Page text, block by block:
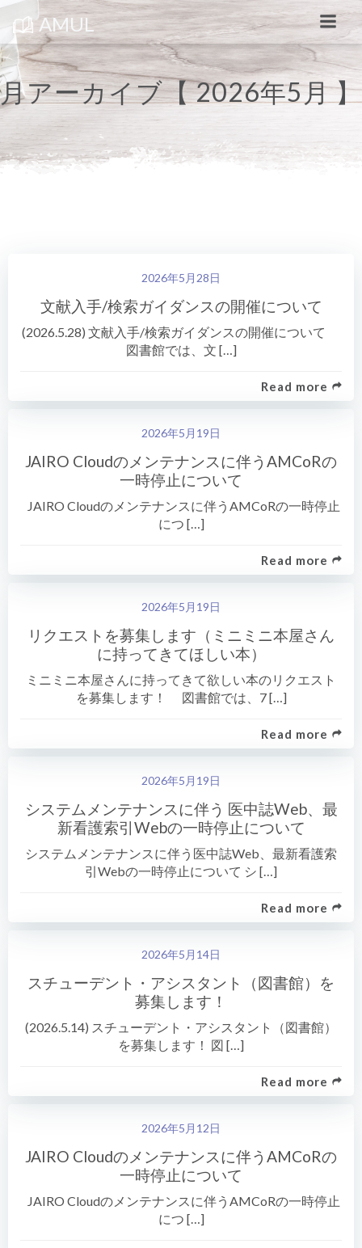
コ
ン
テ
ン
ツ
へ
ス
キ
ッ
AMUL
月アーカイブ【 2026年5月 】
2026年5月28日
文献入手/検索ガイダンスの開催について
(2026.5.28) 文献入手/検索ガイダンスの開催について
図書館では、文 […]
Read more
2026年5月19日
JAIRO Cloudのメンテナンスに伴うAMCoRの
一時停止について
JAIRO Cloudのメンテナンスに伴うAMCoRの一時停止
につ […]
Read more
2026年5月19日
リクエストを募集します（ミニミニ本屋さん
に持ってきてほしい本）
ミニミニ本屋さんに持ってきて欲しい本のリクエスト
を募集します！ 図書館では、7 […]
Read more
2026年5月19日
システムメンテナンスに伴う 医中誌Web、最
新看護索引Webの一時停止について
システムメンテナンスに伴う医中誌Web、最新看護索
引Webの一時停止について シ […]
Read more
2026年5月14日
スチューデント・アシスタント（図書館）を
募集します！
(2026.5.14) スチューデント・アシスタント（図書館）
を募集します！ 図 […]
Read more
2026年5月12日
JAIRO Cloudのメンテナンスに伴うAMCoRの
一時停止について
JAIRO Cloudのメンテナンスに伴うAMCoRの一時停止
につ […]